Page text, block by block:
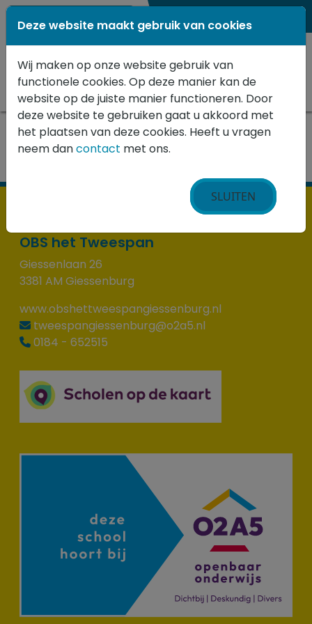
0184 - 652515
Home»Voor ouders
OBS het Tweespan
Giessenlaan 26
3381 AM Giessenburg
www.obshettweespangiessenburg.nl
tweespangiessenburg@o2a5.nl
0184 - 652515
Deze website maakt gebruik van cookies
Wij maken op onze website gebruik van
functionele cookies. Op deze manier kan de
website op de juiste manier functioneren. Door
deze website te gebruiken gaat u akkoord met
het plaatsen van deze cookies. Heeft u vragen
neem dancontact met ons.
SLUITEN